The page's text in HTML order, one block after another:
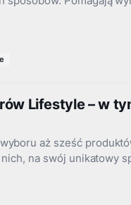
Lifestyle – w
aż sześć
na swój unikatowy